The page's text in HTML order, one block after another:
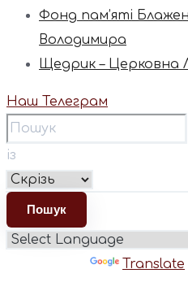
Фонд пам’яті
Володимира
Щедрик – Церковна
Наш Телеграм
із
Translate